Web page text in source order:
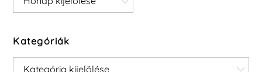
Kategóriák
Kategóriák